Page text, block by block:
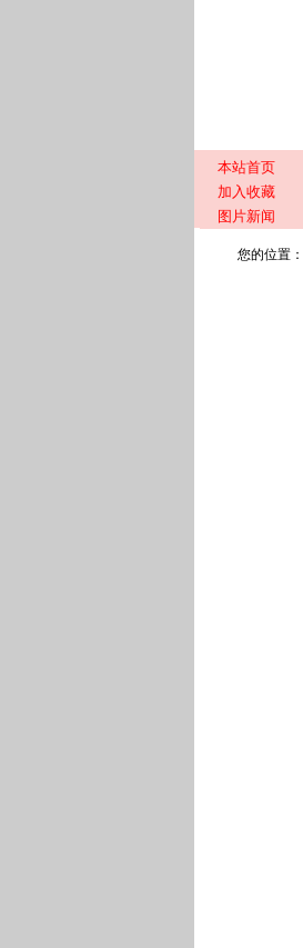
本站首页
加入收藏
图片新闻
您的位置：